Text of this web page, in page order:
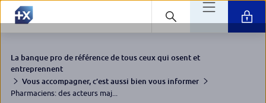
La banque pro de référence de tous ceux qui osent et
entreprennent
Vous accompagner, c’est aussi bien vous informer
Pharmaciens: des acteurs maj...